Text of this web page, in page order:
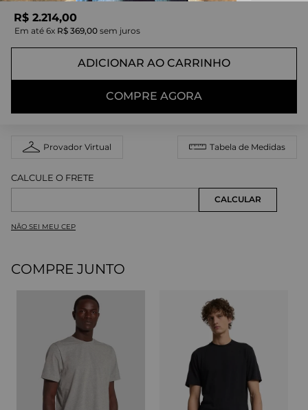
R$ 2.214,00
Em até 6x R$ 369,00 sem juros
ADICIONAR AO CARRINHO
COMPRE AGORA
Provador Virtual Tabela de Medidas
NÃO SEI MEU CEP
COMPRE JUNTO